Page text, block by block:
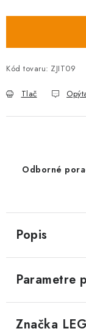
Kód tovaru: ZJIT09
Tlač
Odborné
Popis
Parametre
Značka